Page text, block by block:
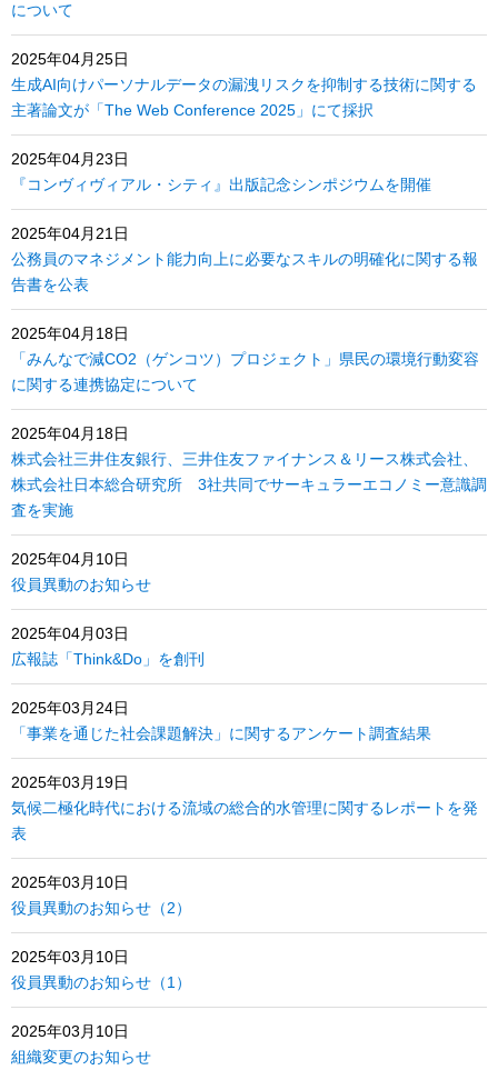
について
2025年04月25日
生成AI向けパーソナルデータの漏洩リスクを抑制する技術に関する
主著論文が「The Web Conference 2025」にて採択
2025年04月23日
『コンヴィヴィアル・シティ』出版記念シンポジウムを開催
2025年04月21日
公務員のマネジメント能力向上に必要なスキルの明確化に関する報
告書を公表
2025年04月18日
「みんなで減CO2（ゲンコツ）プロジェクト」県民の環境行動変容
に関する連携協定について
2025年04月18日
株式会社三井住友銀行、三井住友ファイナンス＆リース株式会社、
株式会社日本総合研究所 3社共同でサーキュラーエコノミー意識調
査を実施
2025年04月10日
役員異動のお知らせ
2025年04月03日
広報誌「Think&Do」を創刊
2025年03月24日
「事業を通じた社会課題解決」に関するアンケート調査結果
2025年03月19日
気候二極化時代における流域の総合的水管理に関するレポートを発
表
2025年03月10日
役員異動のお知らせ（2）
2025年03月10日
役員異動のお知らせ（1）
2025年03月10日
組織変更のお知らせ